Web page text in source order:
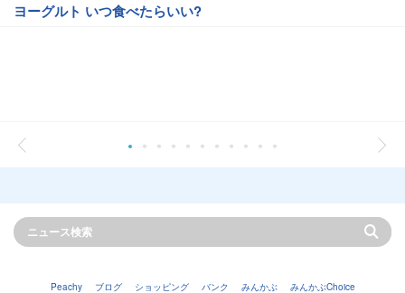
ヨーグルト いつ食べたらいい?
Peachy ブログ ショッピング バンク みんかぶ みんかぶChoice